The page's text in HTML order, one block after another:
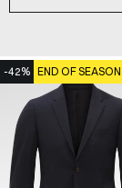
-42% END OF SEASON